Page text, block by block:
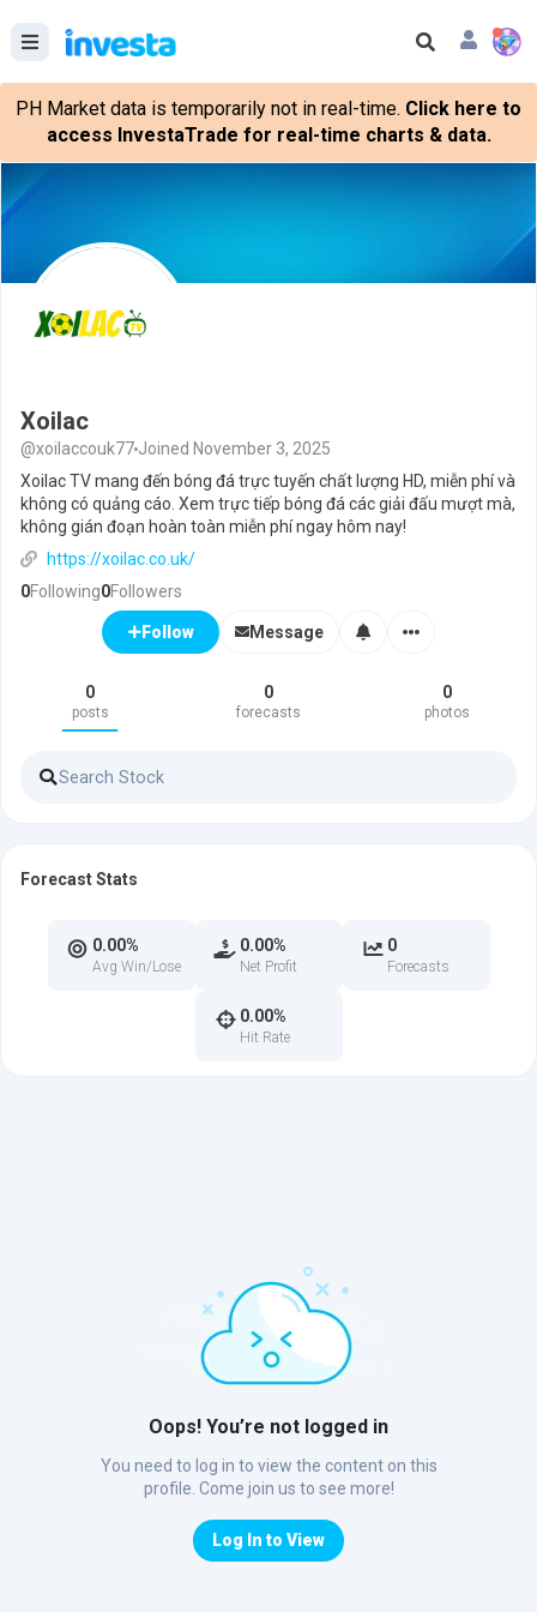
PH Market data is temporarily not in real-time. Click here to
access InvestaTrade for real-time charts & data.
Xoilac
@xoilaccouk77 Joined November 3, 2025
Xoilac TV mang đến bóng đá trực tuyến chất lượng HD, miễn phí và
không có quảng cáo. Xem trực tiếp bóng đá các giải đấu mượt mà,
không gián đoạn hoàn toàn miễn phí ngay hôm nay!
https://xoilac.co.uk/
0Following0Followers
Follow Message
0
posts
0
forecasts
0
photos
Oops! You’re not logged in
You need to log in to view the content on this
profile. Come join us to see more!
Log In to View
Forecast Stats
0.00%
Avg Win/Lose
0.00%
Net Profit
0
Forecasts
0.00%
Hit Rate